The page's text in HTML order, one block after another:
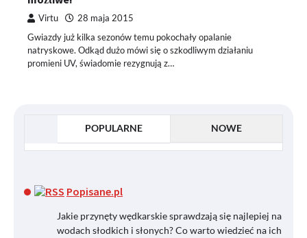
Virtu 28 maja 2015
Gwiazdy już kilka sezonów temu pokochały opalanie
natryskowe. Odkąd dużo mówi się o szkodliwym działaniu
promieni UV, świadomie rezygnują z…
POPULARNE NOWE
Popisane.pl
Jakie przynęty wędkarskie sprawdzają się najlepiej na
wodach słodkich i słonych? Co warto wiedzieć na ich